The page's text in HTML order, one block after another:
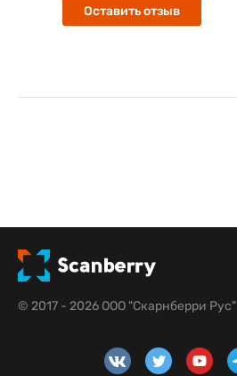
Оставить отзыв
© 2017 - 2026 ООО "Скарнберри Рус"